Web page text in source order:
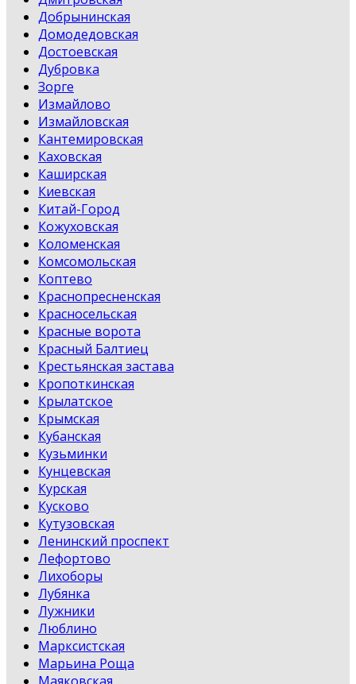
Добрынинская
Домодедовская
Достоевская
Дубровка
Зорге
Измайлово
Измайловская
Кантемировская
Каховская
Каширская
Киевская
Китай-Город
Кожуховская
Коломенская
Комсомольская
Коптево
Краснопресненская
Красносельская
Красные ворота
Красный Балтиец
Крестьянская застава
Кропоткинская
Крылатское
Крымская
Кубанская
Кузьминки
Кунцевская
Курская
Кусково
Кутузовская
Ленинский проспект
Лефортово
Лихоборы
Лубянка
Лужники
Люблино
Марксистская
Марьина Роща